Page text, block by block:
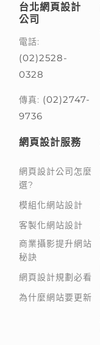
台北網頁設計
公司
電話:
(02)2528-
0328
傳真: (02)2747-
9736
網頁設計服務
網頁設計公司怎麼
選?
模組化網站設計
客製化網站設計
商業攝影提升網站
秘訣
網頁設計規劃必看
為什麼網站要更新